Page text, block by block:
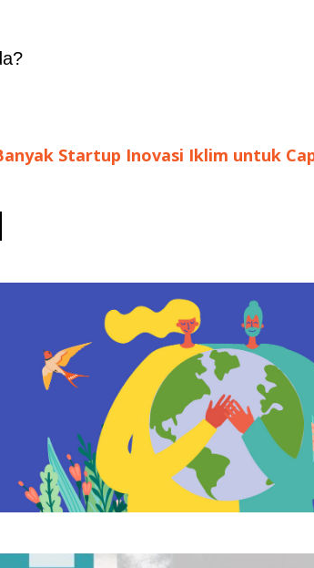
Startup Inovasi Iklim untuk